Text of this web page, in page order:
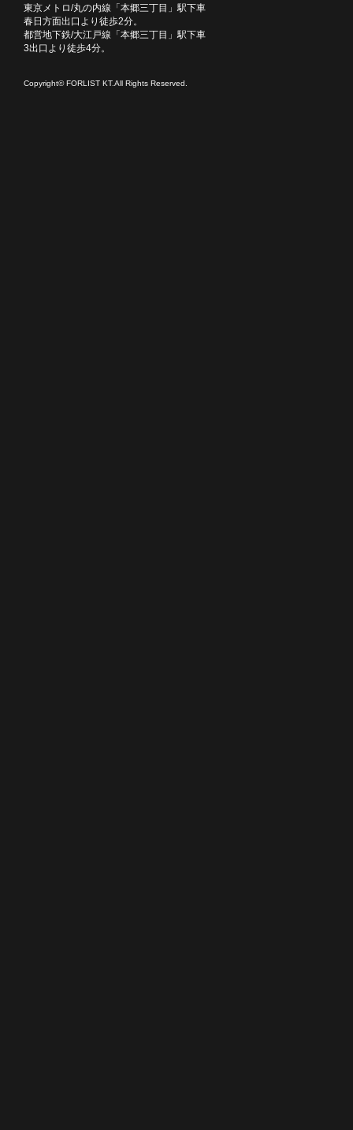
東京メトロ/丸の内線「本郷三丁目」駅下車
春日方面出口より徒歩2分。
都営地下鉄/大江戸線「本郷三丁目」駅下車
3出口より徒歩4分。
Copyright© FORLIST KT.All Rights Reserved.